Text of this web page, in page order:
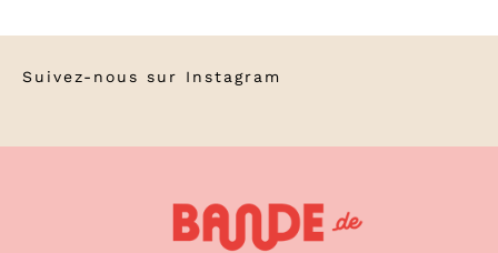
Suivez-nous sur Instagram